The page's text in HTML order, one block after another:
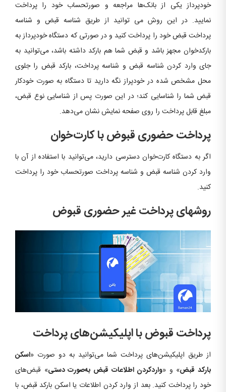
خودپرداز یکی از بانک‌ها مراجعه و صورتحساب خود را پرداخت
نمایید. در این روش می توانید از طریق شناسه قبض و شناسه
پرداخت قبض خود را پرداخت کنید و در صورتی که دستگاه خودپرداز به
بارکدخوان مجهز باشد و قبض شما هم بارکد داشته باشد، می‌توانید به
جای وارد کردن شناسه قبض و شناسه پرداخت، بارکد قبض را جلوی
محل مشخص شده در خودپراز نگه دارید تا دستگاه به صورت خودکار
قبض شما را شناسایی کند؛ در این صورت پس از شناسایی نوع قبض،
مبلغ قابل پرداخت را روی صفحه نمایش نشان می‌دهد.
پرداخت حضوری قبوض با کارت‌خوان
اگر به دستگاه کارت‌خوان دسترسی دارید، می‌توانید با استفاده از آن با
وارد کردن شناسه قبض و شناسه پرداخت صورتحساب خود را پرداخت
کنید.
روش­های پرداخت غیر حضوری قبوض
پرداخت قبوض با اپلیکیشن‌های پرداخت
از طریق اپلیکیشن‌های پرداخت شما می‌توانید به دو صورت «اسکن
بارکد قبض» و «واردکردن اطلاعات قبض به‌صورت دستی» قبض‌های
خود را پرداخت کنید. بعد از وارد کردن اطلاعات یا اسکن بارکد قبض، با